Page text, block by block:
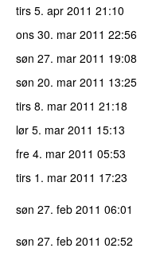
tirs 5. apr 2011 21:10
ons 30. mar 2011 22:56
søn 27. mar 2011 19:08
søn 20. mar 2011 13:25
tirs 8. mar 2011 21:18
lør 5. mar 2011 15:13
fre 4. mar 2011 05:53
tirs 1. mar 2011 17:23
søn 27. feb 2011 06:01
søn 27. feb 2011 02:52